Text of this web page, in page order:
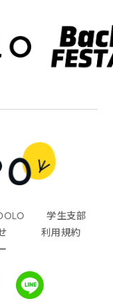
学生支部
利用規約